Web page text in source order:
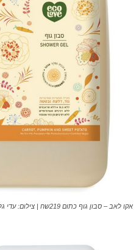
אקו לאב – סבון גוף כתום 219שח | צילום: עדי גלעד